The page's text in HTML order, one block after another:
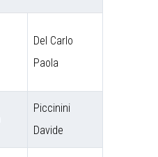
Del Carlo
Paola
Piccinini
Davide